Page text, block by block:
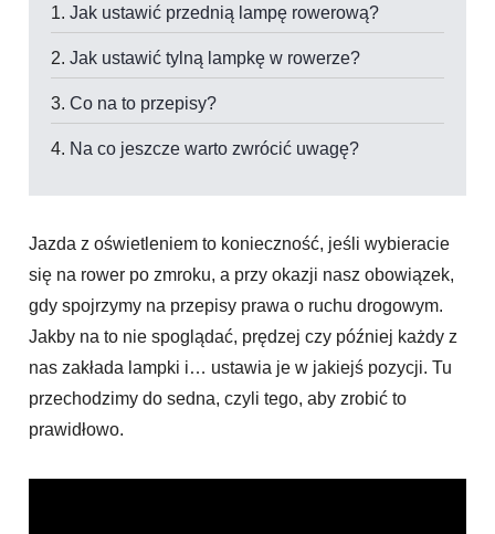
Jak ustawić przednią lampę rowerową?
Jak ustawić tylną lampkę w rowerze?
Co na to przepisy?
Na co jeszcze warto zwrócić uwagę?
Jazda z oświetleniem to konieczność, jeśli wybieracie
się na rower po zmroku, a przy okazji nasz obowiązek,
gdy spojrzymy na przepisy prawa o ruchu drogowym.
Jakby na to nie spoglądać, prędzej czy później każdy z
nas zakłada lampki i… ustawia je w jakiejś pozycji. Tu
przechodzimy do sedna, czyli tego, aby zrobić to
prawidłowo.